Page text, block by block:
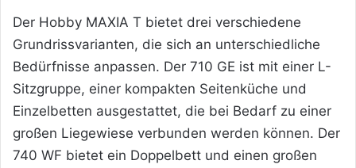
Der Hobby MAXIA T bietet drei verschiedene
Grundrissvarianten, die sich an unterschiedliche
Bedürfnisse anpassen. Der 710 GE ist mit einer L-
Sitzgruppe, einer kompakten Seitenküche und
Einzelbetten ausgestattet, die bei Bedarf zu einer
großen Liegewiese verbunden werden können. Der
740 WF bietet ein Doppelbett und einen großen